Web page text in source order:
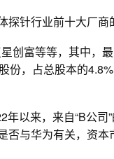
针行业前十大厂商
创富等等，其中，
，占总股本的4.8%
以来，来自“B公司
否与华为有关，资本